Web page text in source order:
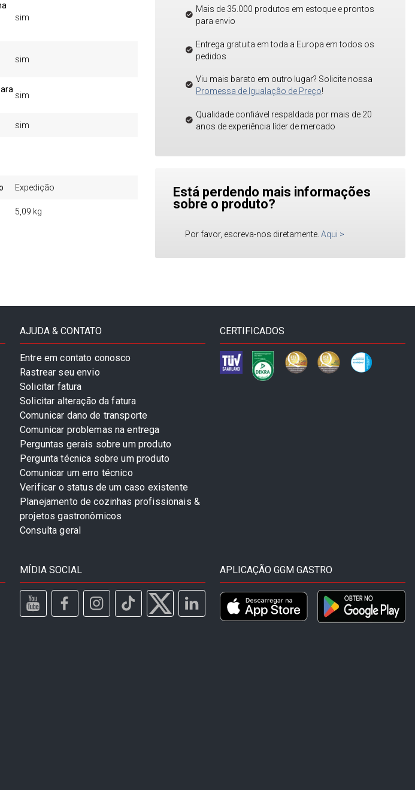
sim
sim
sim
sim
Expedição
5,09 kg
Mais de 35.000 produtos em estoque e prontos
para envio
Entrega gratuita em toda a Europa em todos os
pedidos
Viu mais barato em outro lugar? Solicite nossa
Promessa de Igualação de Preço!
Qualidade confiável respaldada por mais de 20
anos de experiência líder de mercado
Está perdendo mais informações
sobre o produto?
Por favor, escreva-nos diretamente. Aqui >
AJUDA & CONTATO
Entre em contato conosco
Rastrear seu envio
Solicitar fatura
Solicitar alteração da fatura
Comunicar dano de transporte
Comunicar problemas na entrega
Perguntas gerais sobre um produto
Pergunta técnica sobre um produto
Comunicar um erro técnico
Verificar o status de um caso existente
Planejamento de cozinhas profissionais &
projetos gastronômicos
Consulta geral
CERTIFICADOS
MÍDIA SOCIAL APLICAÇÃO GGM GASTRO